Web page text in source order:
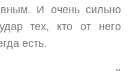
И очень сильно
тех, кто от него
есть.